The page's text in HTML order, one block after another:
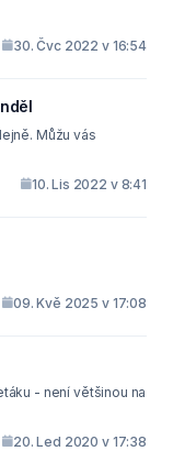
30. Čvc 2022 v 16:54
Můžu vás
10. Lis 2022 v 8:41
09. Kvě 2025 v 17:08
20. Led 2020 v 17:38